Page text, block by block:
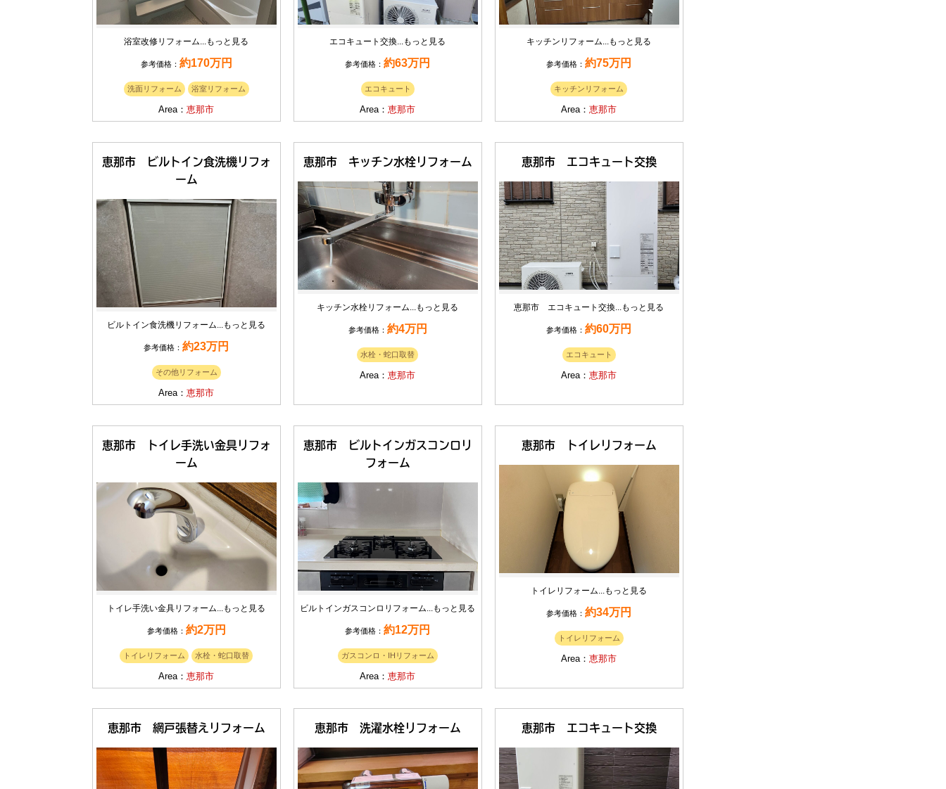
浴室改修リフォーム...もっと見る
参考価格： 約170万円
洗面リフォーム 浴室リフォーム
Area：恵那市
エコキュート交換...もっと見る
参考価格：約63万円
エコキュート
Area：恵那市
キッチンリフォーム...もっと見る
参考価格：約75万円
キッチンリフォーム
Area：恵那市
恵那市 ビルトイン食洗機リフォ
ーム
ビルトイン食洗機リフォーム...もっと見る
参考価格：約23万円
その他リフォーム
Area：恵那市
恵那市 キッチン水栓リフォーム
キッチン水栓リフォーム...もっと見る
参考価格： 約4万円
水栓・蛇口取替
Area：恵那市
恵那市 エコキュート交換
恵那市 エコキュート交換...もっと見る
参考価格：約60万円
エコキュート
Area：恵那市
恵那市 トイレ手洗い金具リフォ
ーム
トイレ手洗い金具リフォーム... もっと見る
参考価格： 約2万円
トイレリフォーム 水栓・蛇口取替
Area：恵那市
恵那市 ビルトインガスコンロリ
フォーム
ビルトインガスコンロリフォーム... もっと見る
参考価格：約12万円
ガスコンロ・IHリフォーム
Area：恵那市
恵那市 トイレリフォーム
トイレリフォーム... もっと見る
参考価格：約34万円
トイレリフォーム
Area：恵那市
恵那市 網戸張替えリフォーム 恵那市 洗濯水栓リフォーム 恵那市 エコキュート交換